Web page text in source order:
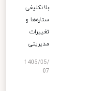
بلاتکلیفی
ستاره‌ها و
تغییرات
مدیریتی
1405/05/
07